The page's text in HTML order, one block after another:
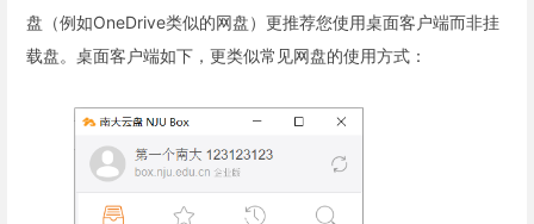
盘（例如OneDrive类似的网盘）更推荐您使用桌面客户端而非挂
载盘。桌面客户端如下，更类似常见网盘的使用方式：